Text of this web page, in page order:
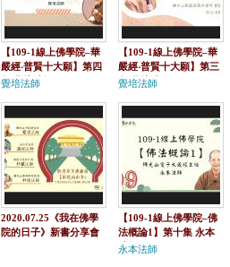
【109-1線上佛學院–華
嚴經‧普賢十大願】第四
集 覺培法師
覺培法師
【109-1線上佛學院–華
嚴經‧普賢十大願】第三
集 覺培法師
覺培法師
2020.07.25《我在佛學
院的日子》新書分享會
【109-1線上佛學院–佛
法概論1】第十集 永本
法師
永本法師